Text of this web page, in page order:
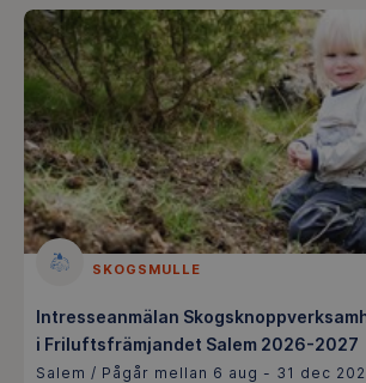
SKOGSMULLE
Intresseanmälan
i Friluftsfrämjandet Salem 2026-2027
Salem / Pågår mellan 6 aug - 31 dec